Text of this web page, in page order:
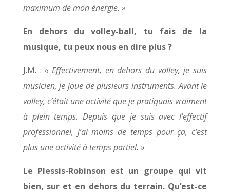
maximum de mon énergie. »
En dehors du volley-ball, tu fais de la
musique, tu peux nous en dire plus ?
J.M. :« Effectivement, en dehors du volley, je suis
musicien, je joue de plusieurs instruments. Avant le
volley, c’était une activité que je pratiquais vraiment
à plein temps. Depuis que je suis avec l’effectif
professionnel, j’ai moins de temps pour ça, c’est
plus une activité à temps partiel. »
Le Plessis-Robinson est un groupe qui vit
bien, sur et en dehors du terrain. Qu’est-ce